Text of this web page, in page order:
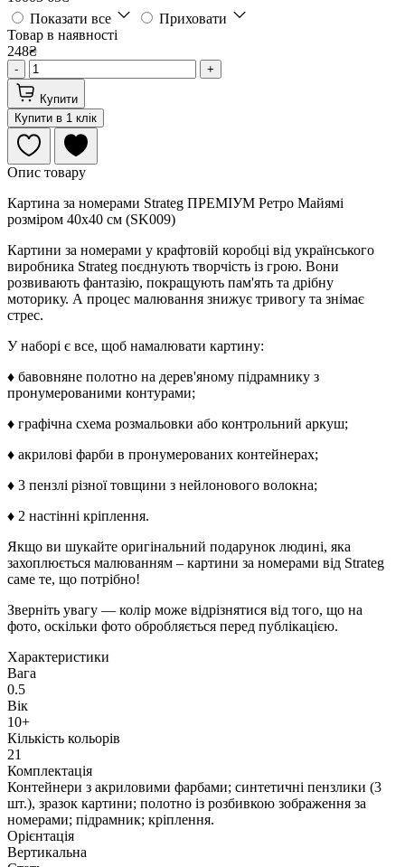
Показати все
Приховати
Товар в наявності
248₴
- +
Купити
Купити в 1 клік
Опис товару
Картина за номерами Strateg ПРЕМІУМ Ретро Майямі
розміром 40х40 см (SK009)
Картини за номерами у крафтовій коробці від українського
виробника Strateg поєднують творчість із грою. Вони
розвивають фантазію, покращують пам'ять та дрібну
моторику. А процес малювання знижує тривогу та знімає
стрес.
У наборі є все, щоб намалювати картину:
♦ бавовняне полотно на дерев'яному підрамнику з
пронумерованими контурами;
♦ графічна схема розмальовки або контрольний аркуш;
♦ акрилові фарби в пронумерованих контейнерах;
♦ 3 пензлі різної товщини з нейлонового волокна;
♦ 2 настінні кріплення.
Якщо ви шукайте оригінальний подарунок людині, яка
захоплюється малюванням – картини за номерами від Strateg
саме те, що потрібно!
Зверніть увагу — колір може відрізнятися від того, що на
фото, оскільки фото обробляється перед публікацією.
Характеристики
Вага
0.5
Вік
10+
Кількість кольорів
21
Комплектація
Контейнери з акриловими фарбами; синтетичні пензлики (3
шт.), зразок картини; полотно із розбивкою зображення за
номерами; підрамник; кріплення.
Орієнтація
Вертикальна